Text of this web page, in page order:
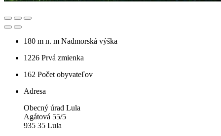
180 m n. m Nadmorská výška
1226 Prvá zmienka
162 Počet obyvateľov
Adresa
Obecný úrad Lula
Agátová 55/5
935 35 Lula